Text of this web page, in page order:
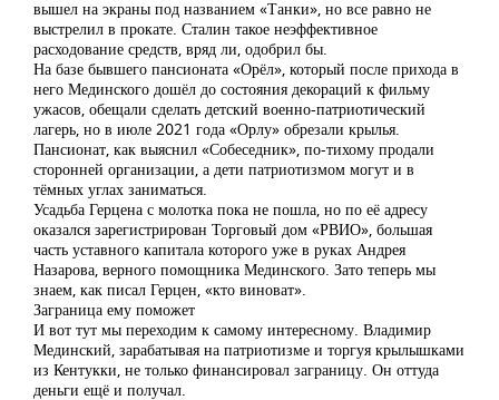
вышел на экраны под названием «Танки», но все равно не
выстрелил в прокате. Сталин такое неэффективное
расходование средств, вряд ли, одобрил бы.
На базе бывшего пансионата «Орёл», который после прихода в
него Мединского дошёл до состояния декораций к фильму
ужасов, обещали сделать детский военно-патриотический
лагерь, но в июле 2021 года «Орлу» обрезали крылья.
Пансионат, как выяснил «Собеседник», по-тихому продали
сторонней организации, а дети патриотизмом могут и в
тёмных углах заниматься.
Усадьба Герцена с молотка пока не пошла, но по её адресу
оказался зарегистрирован Торговый дом «РВИО», большая
часть уставного капитала которого уже в руках Андрея
Назарова, верного помощника Мединского. Зато теперь мы
знаем, как писал Герцен, «кто виноват».
Заграница ему поможет
И вот тут мы переходим к самому интересному. Владимир
Мединский, зарабатывая на патриотизме и торгуя крылышками
из Кентукки, не только финансировал заграницу. Он оттуда
деньги ещё и получал.